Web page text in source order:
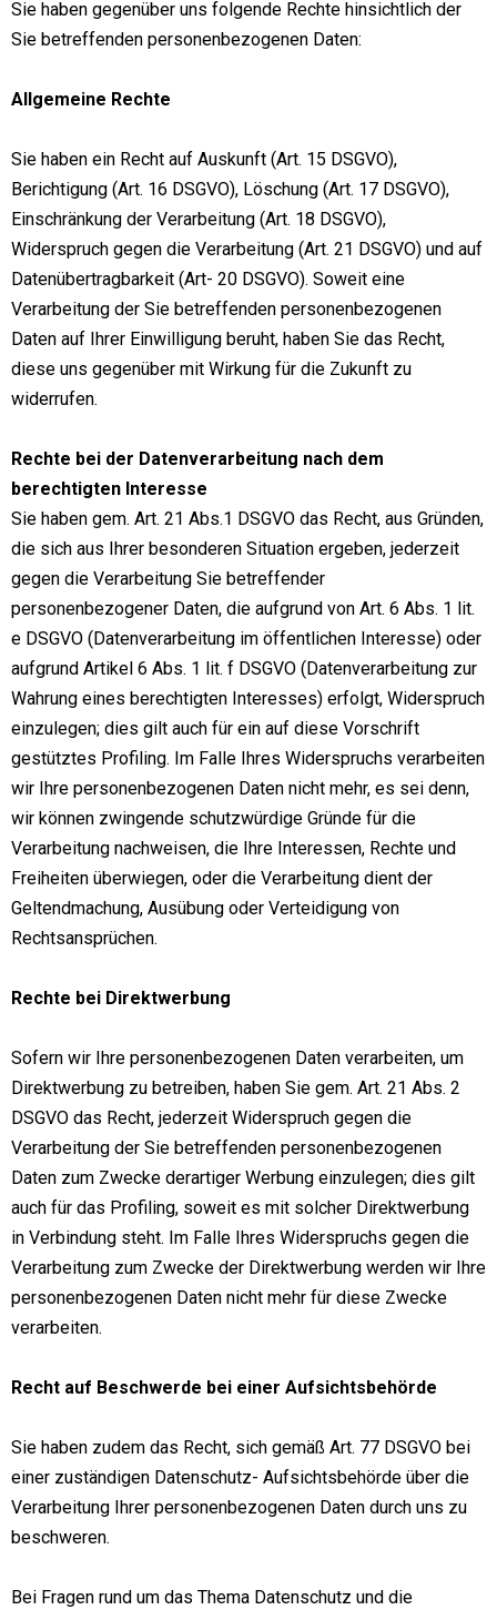
Sie haben gegenüber uns folgende Rechte hinsichtlich der
Sie betreffenden personenbezogenen Daten:
Allgemeine Rechte
Sie haben ein Recht auf Auskunft (Art. 15 DSGVO),
Berichtigung (Art. 16 DSGVO), Löschung (Art. 17 DSGVO),
Einschränkung der Verarbeitung (Art. 18 DSGVO),
Widerspruch gegen die Verarbeitung (Art. 21 DSGVO) und auf
Datenübertragbarkeit (Art- 20 DSGVO). Soweit eine
Verarbeitung der Sie betreffenden personenbezogenen
Daten auf Ihrer Einwilligung beruht, haben Sie das Recht,
diese uns gegenüber mit Wirkung für die Zukunft zu
widerrufen.
Rechte bei der Datenverarbeitung nach dem
berechtigten Interesse
Sie haben gem. Art. 21 Abs.1 DSGVO das Recht, aus Gründen,
die sich aus Ihrer besonderen Situation ergeben, jederzeit
gegen die Verarbeitung Sie betreffender
personenbezogener Daten, die aufgrund von Art. 6 Abs. 1 lit.
e DSGVO (Datenverarbeitung im öffentlichen Interesse) oder
aufgrund Artikel 6 Abs. 1 lit. f DSGVO (Datenverarbeitung zur
Wahrung eines berechtigten Interesses) erfolgt, Widerspruch
einzulegen; dies gilt auch für ein auf diese Vorschrift
gestütztes Profiling. Im Falle Ihres Widerspruchs verarbeiten
wir Ihre personenbezogenen Daten nicht mehr, es sei denn,
wir können zwingende schutzwürdige Gründe für die
Verarbeitung nachweisen, die Ihre Interessen, Rechte und
Freiheiten überwiegen, oder die Verarbeitung dient der
Geltendmachung, Ausübung oder Verteidigung von
Rechtsansprüchen.
Rechte bei Direktwerbung
Sofern wir Ihre personenbezogenen Daten verarbeiten, um
Direktwerbung zu betreiben, haben Sie gem. Art. 21 Abs. 2
DSGVO das Recht, jederzeit Widerspruch gegen die
Verarbeitung der Sie betreffenden personenbezogenen
Daten zum Zwecke derartiger Werbung einzulegen; dies gilt
auch für das Profiling, soweit es mit solcher Direktwerbung
in Verbindung steht. Im Falle Ihres Widerspruchs gegen die
Verarbeitung zum Zwecke der Direktwerbung werden wir Ihre
personenbezogenen Daten nicht mehr für diese Zwecke
verarbeiten.
Recht auf Beschwerde bei einer Aufsichtsbehörde
Sie haben zudem das Recht, sich gemäß Art. 77 DSGVO bei
einer zuständigen Datenschutz- Aufsichtsbehörde über die
Verarbeitung Ihrer personenbezogenen Daten durch uns zu
beschweren.
Bei Fragen rund um das Thema Datenschutz und die